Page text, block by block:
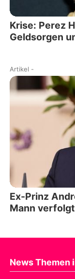
Krise: Perez
Geldsorgen
Artikel -
Ex-Prinz
Mann
News Themen